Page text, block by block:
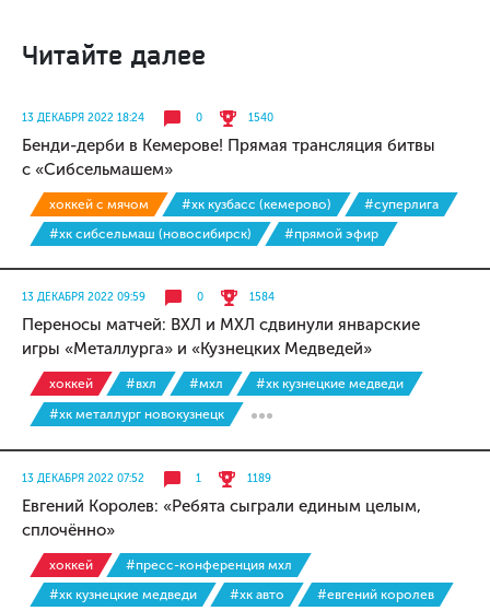
Читайте далее
13 ДЕКАБРЯ 2022 18:24 0 1540
Бенди-дерби в Кемерове! Прямая трансляция битвы
с «Сибсельмашем»
хоккей с мячом #хк кузбасс (кемерово)
#суперлига
#хк сибсельмаш (новосибирск)
#прямой эфир
13 ДЕКАБРЯ 2022 09:59 0 1584
Переносы матчей: ВХЛ и МХЛ сдвинули январские
игры «Металлурга» и «Кузнецких Медведей»
хоккей #вхл #мхл
#хк кузнецкие медведи
#хк металлург новокузнецк
13 ДЕКАБРЯ 2022 07:52 1 1189
Евгений Королев: «Ребята сыграли единым целым,
сплочённо»
хоккей
#пресс-конференция мхл
#хк кузнецкие медведи
#хк авто #евгений королев